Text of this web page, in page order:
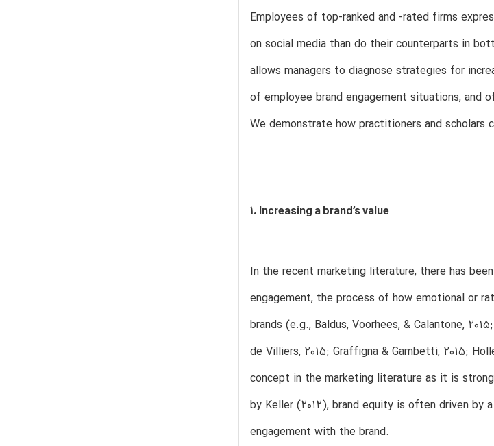
Employees of top-ranked and -rated firms
on social media than do their counterparts in
allows managers to diagnose strategies for
of employee brand engagement situations, and
We demonstrate how practitioners and scholars
1. Increasing a brand’s value
In the recent marketing literature, there has
engagement, the process of how emotional or
brands (e.g., Baldus, Voorhees, & Calantone,
de Villiers, 2015; Graffigna & Gambetti, 2015;
concept in the marketing literature as it is
by Keller (2012), brand equity is often driven by
engagement with the brand.